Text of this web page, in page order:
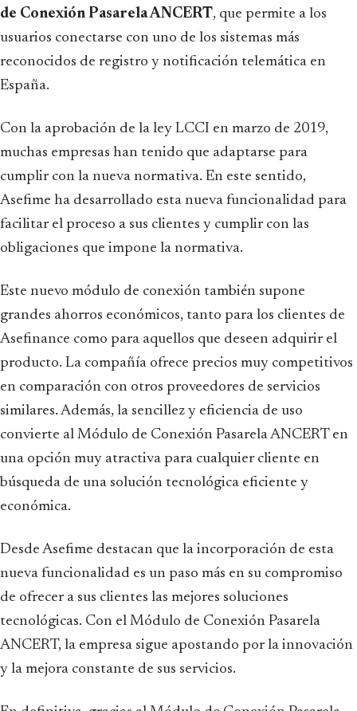
de Conexión Pasarela ANCERT, que permite a los
usuarios conectarse con uno de los sistemas más
reconocidos de registro y notificación telemática en
España.
Con la aprobación de la ley LCCI en marzo de 2019,
muchas empresas han tenido que adaptarse para
cumplir con la nueva normativa. En este sentido,
Asefime ha desarrollado esta nueva funcionalidad para
facilitar el proceso a sus clientes y cumplir con las
obligaciones que impone la normativa.
Este nuevo módulo de conexión también supone
grandes ahorros económicos, tanto para los clientes de
Asefinance como para aquellos que deseen adquirir el
producto. La compañía ofrece precios muy competitivos
en comparación con otros proveedores de servicios
similares. Además, la sencillez y eficiencia de uso
convierte al Módulo de Conexión Pasarela ANCERT en
una opción muy atractiva para cualquier cliente en
búsqueda de una solución tecnológica eficiente y
económica.
Desde Asefime destacan que la incorporación de esta
nueva funcionalidad es un paso más en su compromiso
de ofrecer a sus clientes las mejores soluciones
tecnológicas. Con el Módulo de Conexión Pasarela
ANCERT, la empresa sigue apostando por la innovación
y la mejora constante de sus servicios.